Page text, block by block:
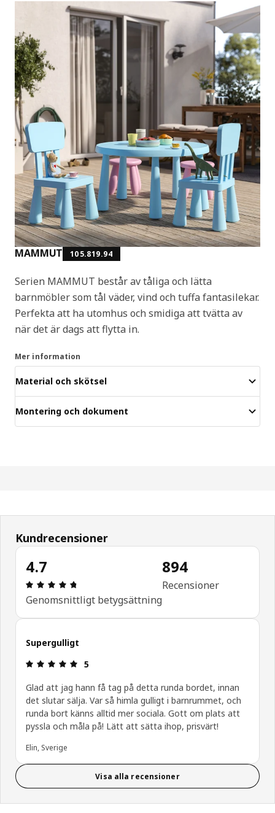
MAMMUT 105.819.94
Serien MAMMUT består av tåliga och lätta
barnmöbler som tål väder, vind och tuffa fantasilekar.
Perfekta att ha utomhus och smidiga att tvätta av
när det är dags att flytta in.
Mer information
Material och skötsel
Montering och dokument
Kundrecensioner
4.7
Recension: 4.7 / 5 stjärnor. Totalt antal
Genomsnittligt betygsättning
894
Recensioner
Supergulligt
Recension: 5 / 5 stjärnor.
5
Glad att jag hann få tag på detta runda bordet, innan
det slutar sälja. Var så himla gulligt i barnrummet, och
runda bort känns alltid mer sociala. Gott om plats att
pyssla och måla på! Lätt att sätta ihop, prisvärt!
Elin, Sverige
Visa alla recensioner